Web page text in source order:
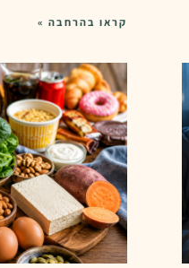
קראו בהרחבה »